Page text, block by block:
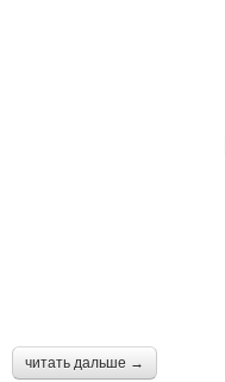
читать дальше →